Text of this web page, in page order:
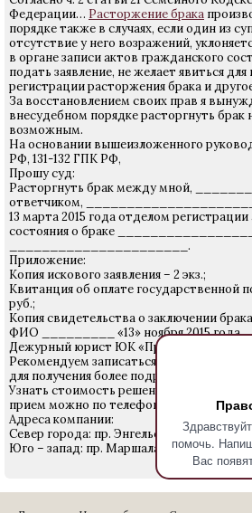
помочь.
Вас
Федерации… Расторжение брака
порядке также в случаях, если один из
отсутствие у него возражений,
в органе записи актов гражданского
подать заявление, не желает явиться
регистрации расторжения брака и
За восстановлением своих прав я
внесудебном порядке расторгнуть брак
возможным.
На основании вышеизложенного
РФ, 131-132 ГПК РФ,
Прошу суд:
Расторгнуть брак между мной,
ответчиком,
13 марта 2015 года отделом
состояния о браке
______________________.
Приложение:
Копия искового заявления – 2 экз.;
Квитанция об оплате государственной
руб.;
Копия свидетельства о заключении
ФИО _________ «13» ноября 2015 года
Дежурный юрист ЮК «Право Групп»
Рекомендуем записаться на прием к
для получения более подробной
Узнать стоимость решения Вашего
прием можно по телефону 640-24-28.
Адреса компании:
Север города: пр. Энгельса 27
Юго – запад: пр. Маршала Жукова д. 18